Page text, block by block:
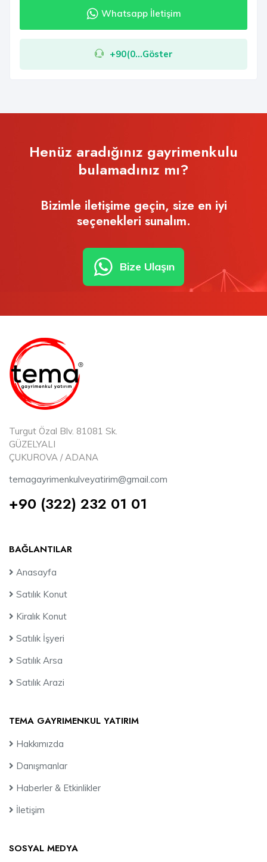
Whatsapp İletişim
+90(0...Göster
Henüz aradığınız gayrimenkulu
bulamadınız mı?
Bizimle iletişime geçin, size en iyi
seçenekleri sunalım.
Bize Ulaşın
Turgut Özal Blv. 81081 Sk.
GÜZELYALI
ÇUKUROVA / ADANA
temagayrimenkulveyatirim@gmail.com
+90 (322) 232 01 01
BAĞLANTILAR
Anasayfa
Satılık Konut
Kiralık Konut
Satılık İşyeri
Satılık Arsa
Satılık Arazi
TEMA GAYRIMENKUL YATIRIM
Hakkımızda
Danışmanlar
Haberler & Etkinlikler
İletişim
SOSYAL MEDYA